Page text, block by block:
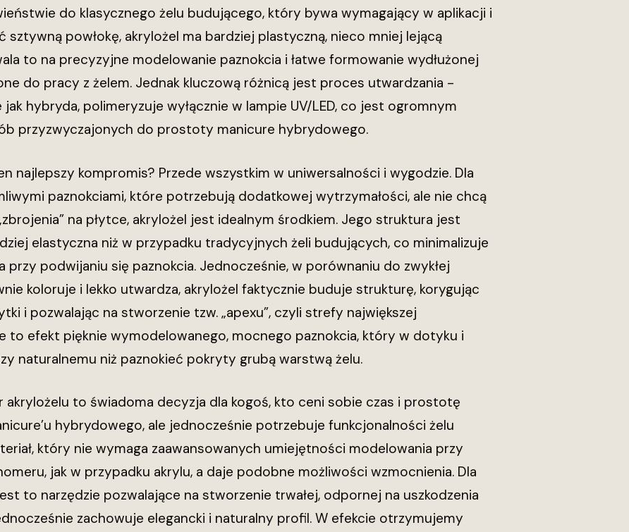
do klasycznego żelu budującego, który bywa wymagający w aplikacji i
powłokę, akrylożel ma bardziej plastyczną, nieco mniej lejącą
to na precyzyjne modelowanie paznokcia i łatwe formowanie wydłużonej
do pracy z żelem. Jednak kluczową różnicą jest proces utwardzania -
hybryda, polimeryzuje wyłącznie w lampie UV/LED, co jest ogromnym
przyzwyczajonych do prostoty manicure hybrydowego.
najlepszy kompromis? Przede wszystkim w uniwersalności i wygodzie. Dla
paznokciami, które potrzebują dodatkowej wytrzymałości, ale nie chcą
na płytce, akrylożel jest idealnym środkiem. Jego struktura jest
elastyczna niż w przypadku tradycyjnych żeli budujących, co minimalizuje
przy podwijaniu się paznokcia. Jednocześnie, w porównaniu do zwykłej
koloruje i lekko utwardza, akrylożel faktycznie buduje strukturę, korygując
i pozwalając na stworzenie tzw. „apexu”, czyli strefy największej
to efekt pięknie wymodelowanego, mocnego paznokcia, który w dotyku i
naturalnemu niż paznokieć pokryty grubą warstwą żelu.
akrylożelu to świadoma decyzja dla kogoś, kto ceni sobie czas i prostotę
hybrydowego, ale jednocześnie potrzebuje funkcjonalności żelu
który nie wymaga zaawansowanych umiejętności modelowania przy
jak w przypadku akrylu, a daje podobne możliwości wzmocnienia. Dla
to narzędzie pozwalające na stworzenie trwałej, odpornej na uszkodzenia
zachowuje elegancki i naturalny profil. W efekcie otrzymujemy